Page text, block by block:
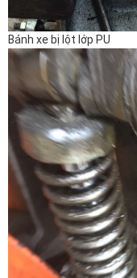
Bánh xe bị lột lớp PU